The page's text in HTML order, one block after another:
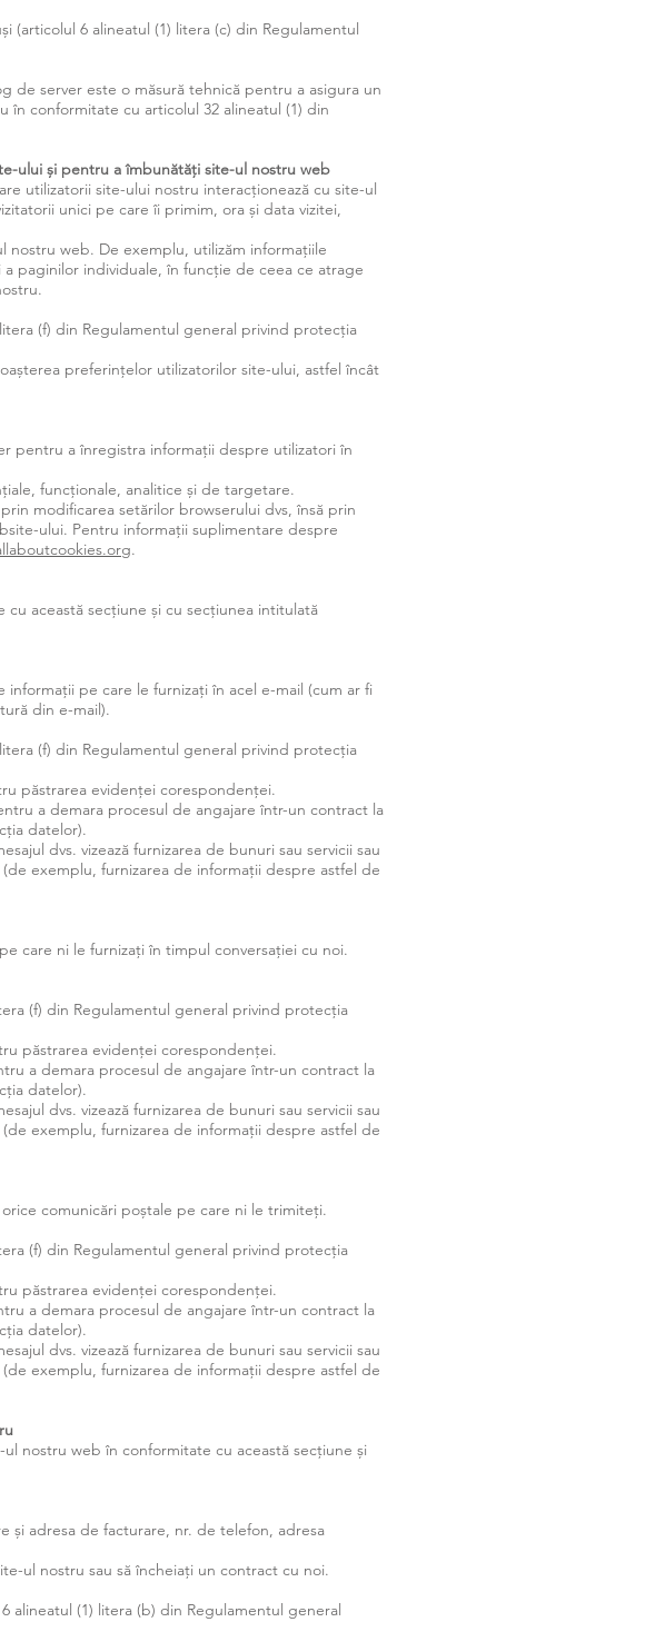
(articolul 6 alineatul (1) litera (c) din Regulamentul
de server este o măsură tehnică pentru a asigura un
conformitate cu articolul 32 alineatul (1) din
ului și pentru a îmbunătăți site-ul nostru web‫‫‫
utilizatorii site-ului nostru interacționează cu site-ul
unici pe care îi primim, ora și data vizitei,
nostru web. De exemplu, utilizăm informațiile
paginilor individuale, în funcție de ceea ce atrage
(f) din Regulamentul general privind protecția
preferințelor utilizatorilor site-ului, astfel încât
pentru a înregistra informații despre utilizatori în
funcționale, analitice și de targetare.
modificarea setărilor browserului dvs, însă prin
ului. Pentru informații suplimentare despre
.
această secțiune și cu secțiunea intitulată
pe care le furnizați în acel e-mail (cum ar fi
din e-mail).
(f) din Regulamentul general privind protecția
păstrarea evidenței corespondenței.
a demara procesul de angajare într-un contract la
datelor).
dvs. vizează furnizarea de bunuri sau servicii sau
exemplu, furnizarea de informații despre astfel de
care ni le furnizați în timpul conversației cu noi.
(f) din Regulamentul general privind protecția
păstrarea evidenței corespondenței.
a demara procesul de angajare într-un contract la
datelor).
dvs. vizează furnizarea de bunuri sau servicii sau
exemplu, furnizarea de informații despre astfel de
comunicări poștale pe care ni le trimiteți.
(f) din Regulamentul general privind protecția
păstrarea evidenței corespondenței.
a demara procesul de angajare într-un contract la
datelor).
dvs. vizează furnizarea de bunuri sau servicii sau
exemplu, furnizarea de informații despre astfel de
nostru web în conformitate cu această secțiune și
și adresa de facturare, nr. de telefon, adresa
ul nostru sau să încheiați un contract cu noi.
alineatul (1) litera (b) din Regulamentul general